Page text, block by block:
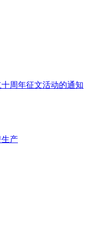
周年征文活动的通知
产